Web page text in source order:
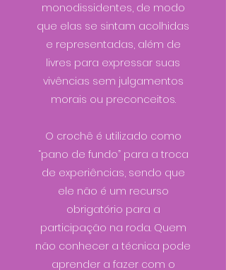
monodissidentes, de modo
que elas se sintam acolhidas
e representadas, além de
livres para expressar suas
vivências sem julgamentos
morais ou preconceitos.
O crochê é utilizado como
“pano de fundo” para a troca
de experiências, sendo que
ele não é um recurso
obrigatório para a
participação na roda. Quem
não conhecer a técnica pode
aprender a fazer com o